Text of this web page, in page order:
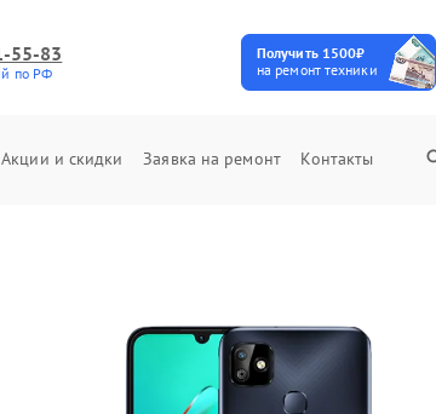
55-83
по РФ
Получить 1500₽
на ремонт техники
Акции и скидки Заявка на ремонт Контакты